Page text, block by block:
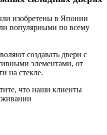
изобретены в Японии
популярными по всему
создавать двери с
элементами, от
на стекле.
что наши клиенты